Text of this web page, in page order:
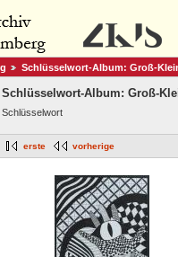
Schlüsselwort-Album: Groß-
OBJEKT
Zeit
Schlüsselwort-Album: Groß-
Schlüsselwort
erste vorherige